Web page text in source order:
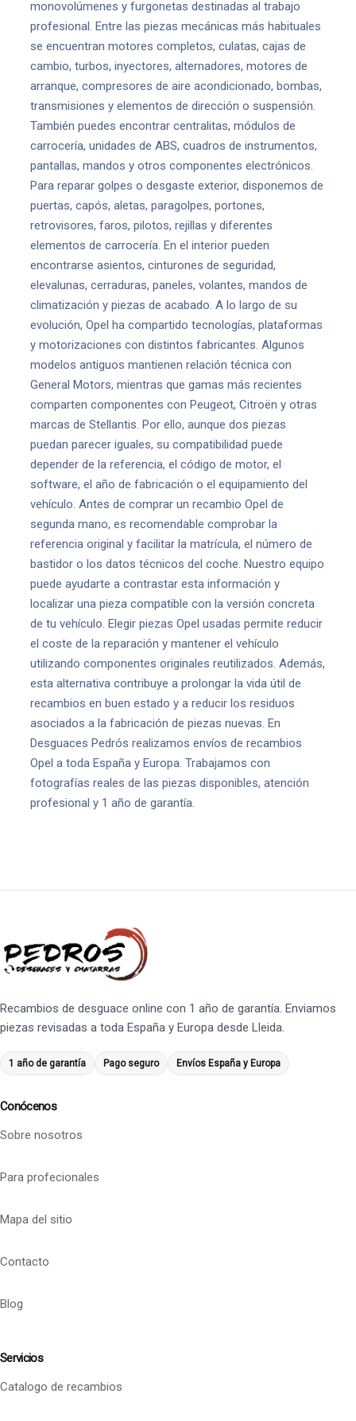
monovolúmenes y furgonetas destinadas al trabajo
profesional. Entre las piezas mecánicas más habituales
se encuentran motores completos, culatas, cajas de
cambio, turbos, inyectores, alternadores, motores de
arranque, compresores de aire acondicionado, bombas,
transmisiones y elementos de dirección o suspensión.
También puedes encontrar centralitas, módulos de
carrocería, unidades de ABS, cuadros de instrumentos,
pantallas, mandos y otros componentes electrónicos.
Para reparar golpes o desgaste exterior, disponemos de
puertas, capós, aletas, paragolpes, portones,
retrovisores, faros, pilotos, rejillas y diferentes
elementos de carrocería. En el interior pueden
encontrarse asientos, cinturones de seguridad,
elevalunas, cerraduras, paneles, volantes, mandos de
climatización y piezas de acabado. A lo largo de su
evolución, Opel ha compartido tecnologías, plataformas
y motorizaciones con distintos fabricantes. Algunos
modelos antiguos mantienen relación técnica con
General Motors, mientras que gamas más recientes
comparten componentes con Peugeot, Citroën y otras
marcas de Stellantis. Por ello, aunque dos piezas
puedan parecer iguales, su compatibilidad puede
depender de la referencia, el código de motor, el
software, el año de fabricación o el equipamiento del
vehículo. Antes de comprar un recambio Opel de
segunda mano, es recomendable comprobar la
referencia original y facilitar la matrícula, el número de
bastidor o los datos técnicos del coche. Nuestro equipo
puede ayudarte a contrastar esta información y
localizar una pieza compatible con la versión concreta
de tu vehículo. Elegir piezas Opel usadas permite reducir
el coste de la reparación y mantener el vehículo
utilizando componentes originales reutilizados. Además,
esta alternativa contribuye a prolongar la vida útil de
recambios en buen estado y a reducir los residuos
asociados a la fabricación de piezas nuevas. En
Desguaces Pedrós realizamos envíos de recambios
Opel a toda España y Europa. Trabajamos con
fotografías reales de las piezas disponibles, atención
profesional y 1 año de garantía.
Recambios de desguace online con 1 año de garantía. Enviamos
piezas revisadas a toda España y Europa desde Lleida.
1 año de garantía Pago seguro Envíos España y Europa
Conócenos
Sobre nosotros
Para profecionales
Mapa del sitio
Contacto
Blog
Servicios
Catalogo de recambios